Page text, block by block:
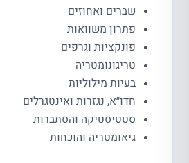
שברים ואחוזים
פתרון משוואות
פונקציות וגרפים
טריגונומטריה
בעיות מילוליות
חדו״א, נגזרות ואינטגרלים
סטטיסטיקה והסתברות
גיאומטריה והוכחות